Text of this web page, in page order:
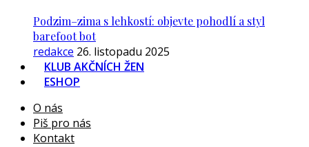
Podzim–zima s lehkostí: objevte pohodlí a styl
barefoot bot
redakce 26. listopadu 2025
KLUB AKČNÍCH ŽEN
ESHOP
O nás
Piš pro nás
Kontakt